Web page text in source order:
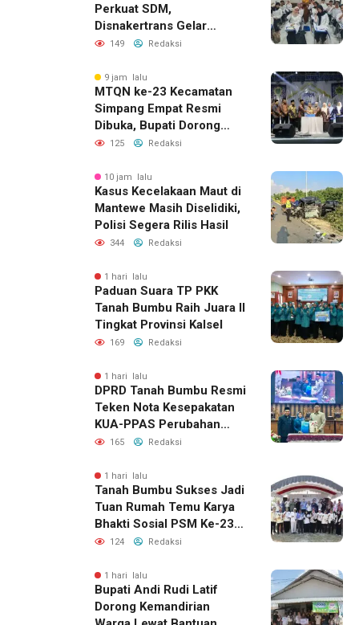
Perkuat SDM,
Disnakertrans Gelar
Pelatihan Desain Grafis
149 Redaksi
9 jam lalu
MTQN ke-23 Kecamatan
Simpang Empat Resmi
Dibuka, Bupati Dorong
Lahirnya Generasi Qur’ani
125 Redaksi
10 jam lalu
Kasus Kecelakaan Maut di
Mantewe Masih Diselidiki,
Polisi Segera Rilis Hasil
344 Redaksi
1 hari lalu
Paduan Suara TP PKK
Tanah Bumbu Raih Juara II
Tingkat Provinsi Kalsel
169 Redaksi
1 hari lalu
DPRD Tanah Bumbu Resmi
Teken Nota Kesepakatan
KUA-PPAS Perubahan
APBD 2026
165 Redaksi
1 hari lalu
Tanah Bumbu Sukses Jadi
Tuan Rumah Temu Karya
Bhakti Sosial PSM Ke-23
Kalimantan Selatan
124 Redaksi
1 hari lalu
Bupati Andi Rudi Latif
Dorong Kemandirian